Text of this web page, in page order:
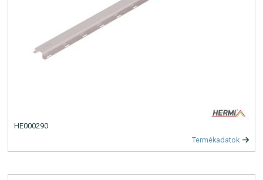
HE000290
Termékadatok